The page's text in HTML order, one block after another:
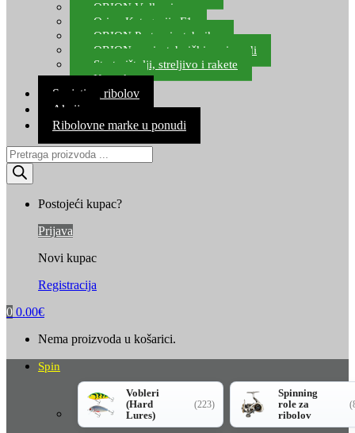
ORION Vulkani
Orion Kategorija F1
ORION Party pirotehnika
ORION nepirotehnički proizvodi
Start pištolji, streljivo i rakete
Kontakt
Savjeti za ribolov
Akcija
Ribolovne marke u ponudi
Products
search
Postojeći kupac?
Prijava
Novi kupac
Registracija
0 0.00€
Nema proizvoda u košarici.
Spin
Vobleri
(Hard
Lures)
(223)
Spinning
role za
ribolov